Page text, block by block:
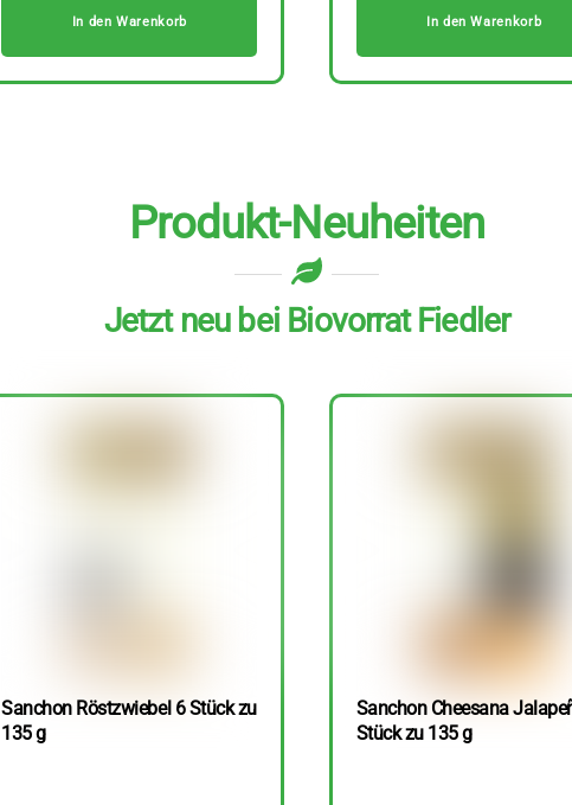
In den Warenkorb In den Warenkorb
Produkt-Neuheiten
Jetzt neu bei Biovorrat Fiedler
Sanchon Röstzwiebel 6 Stück zu
135 g
Sanchon Cheesana
Stück zu 135 g